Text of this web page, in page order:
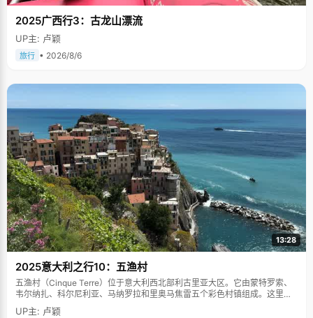
2025广西行3：古龙山漂流
UP主: 卢颖
旅行 • 2026/8/6
13:28
2025意大利之行10：五渔村
五渔村（Cinque Terre）位于意大利西北部利古里亚大区。它由蒙特罗索、
韦尔纳扎、科尔尼利亚、马纳罗拉和里奥马焦雷五个彩色村镇组成。这里依
山傍海，房屋色彩斑斓，1997年被列为世界文化遗产。
UP主: 卢颖